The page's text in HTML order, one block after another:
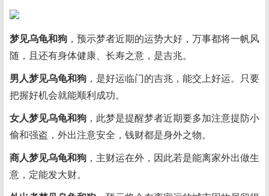
梦见乌龟和狗 ，预示梦者近期的运势大好，万事都将一帆风
随，且还有身体健康、长寿之意，是吉兆。
男人梦见乌龟和狗 ，是好运临门的吉兆，能交上好运。只要
把握好机会就能顺利成功。
女人梦见乌龟和狗 ，此梦是提醒梦者近期要多加注意提防小
偷和强盗，外出注意安全，钱财都是身外之物。
商人梦见乌龟和狗 ，主财运在外，因此若是能离家外出做生
意，定能发大财。